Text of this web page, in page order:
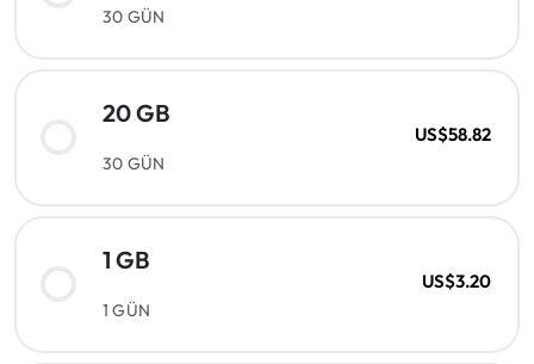
30 GÜN
20 GB
30 GÜN
US$58.82
1 GB
1 GÜN
US$3.20